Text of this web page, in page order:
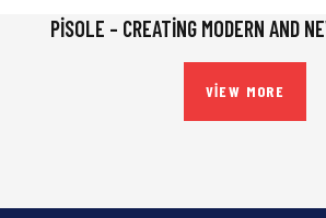
PISOLE – CREATING MODERN AND
VIEW MORE